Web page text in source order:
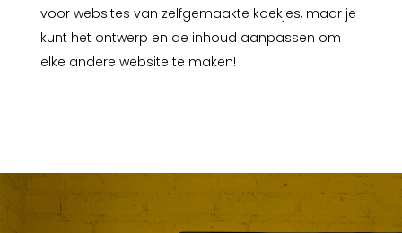
voor websites van zelfgemaakte koekjes, maar je
kunt het ontwerp en de inhoud aanpassen om
elke andere website te maken!